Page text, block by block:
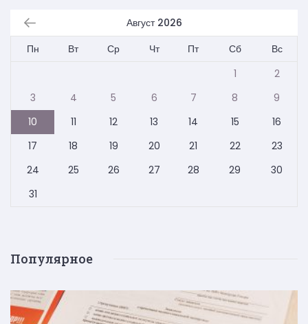
Август 2026
Пн
Вт Ср Чт Пт Сб
Вс
1
2
3
4 5 6 7 8
9
10
11 12 13 14 15
16
17
18 19 20 21 22
23
24
25 26 27 28 29
30
31
Популярное